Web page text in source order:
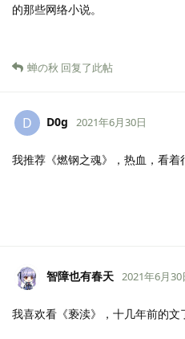
的那些网络小说。
蝉の秋 回复了此帖
D D0g 2021年6月30日
我推荐《燃钢之魂》，热血，看着
智障也有春天 2021年6月30
我喜欢看《亵渎》，十几年前的文